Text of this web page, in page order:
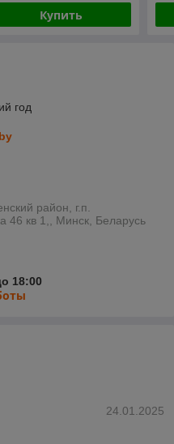
Купить
год
район, г.п.
46 кв 1,, Минск, Беларусь
18:00
24.01.2025